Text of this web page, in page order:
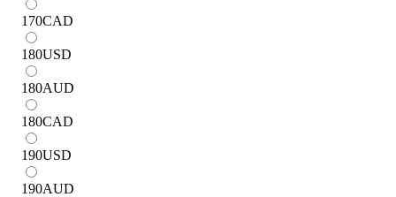
170CAD
180USD
180AUD
180CAD
190USD
190AUD